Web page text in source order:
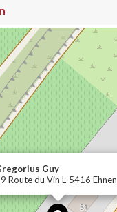
Guy
Route du Vin L-5416 Ehnen